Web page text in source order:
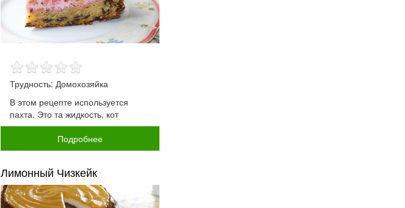
Трудность: Домохозяйка
В этом рецепте используется
пахта. Это та жидкость, кот
Подробнее
Лимонный Чизкейк